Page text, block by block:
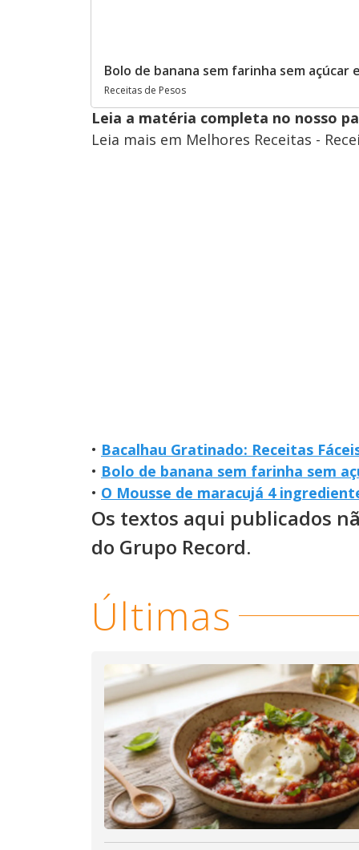
Bolo de banana sem farinha sem
Receitas de Pesos
Leia a matéria completa no nosso
Leia mais em Melhores Receitas -
• Bacalhau Gratinado: Receitas
• Bolo de banana sem farinha sem
• O Mousse de maracujá 4
Os textos aqui publicados
do Grupo Record.
Últimas